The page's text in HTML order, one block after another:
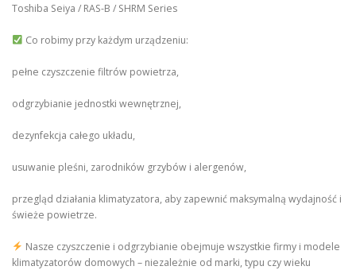
Toshiba Seiya / RAS-B / SHRM Series
Co robimy przy każdym urządzeniu:
pełne czyszczenie filtrów powietrza,
odgrzybianie jednostki wewnętrznej,
dezynfekcja całego układu,
usuwanie pleśni, zarodników grzybów i alergenów,
przegląd działania klimatyzatora, aby zapewnić maksymalną wydajność i
świeże powietrze.
Nasze czyszczenie i odgrzybianie obejmuje wszystkie firmy i modele
klimatyzatorów domowych – niezależnie od marki, typu czy wieku